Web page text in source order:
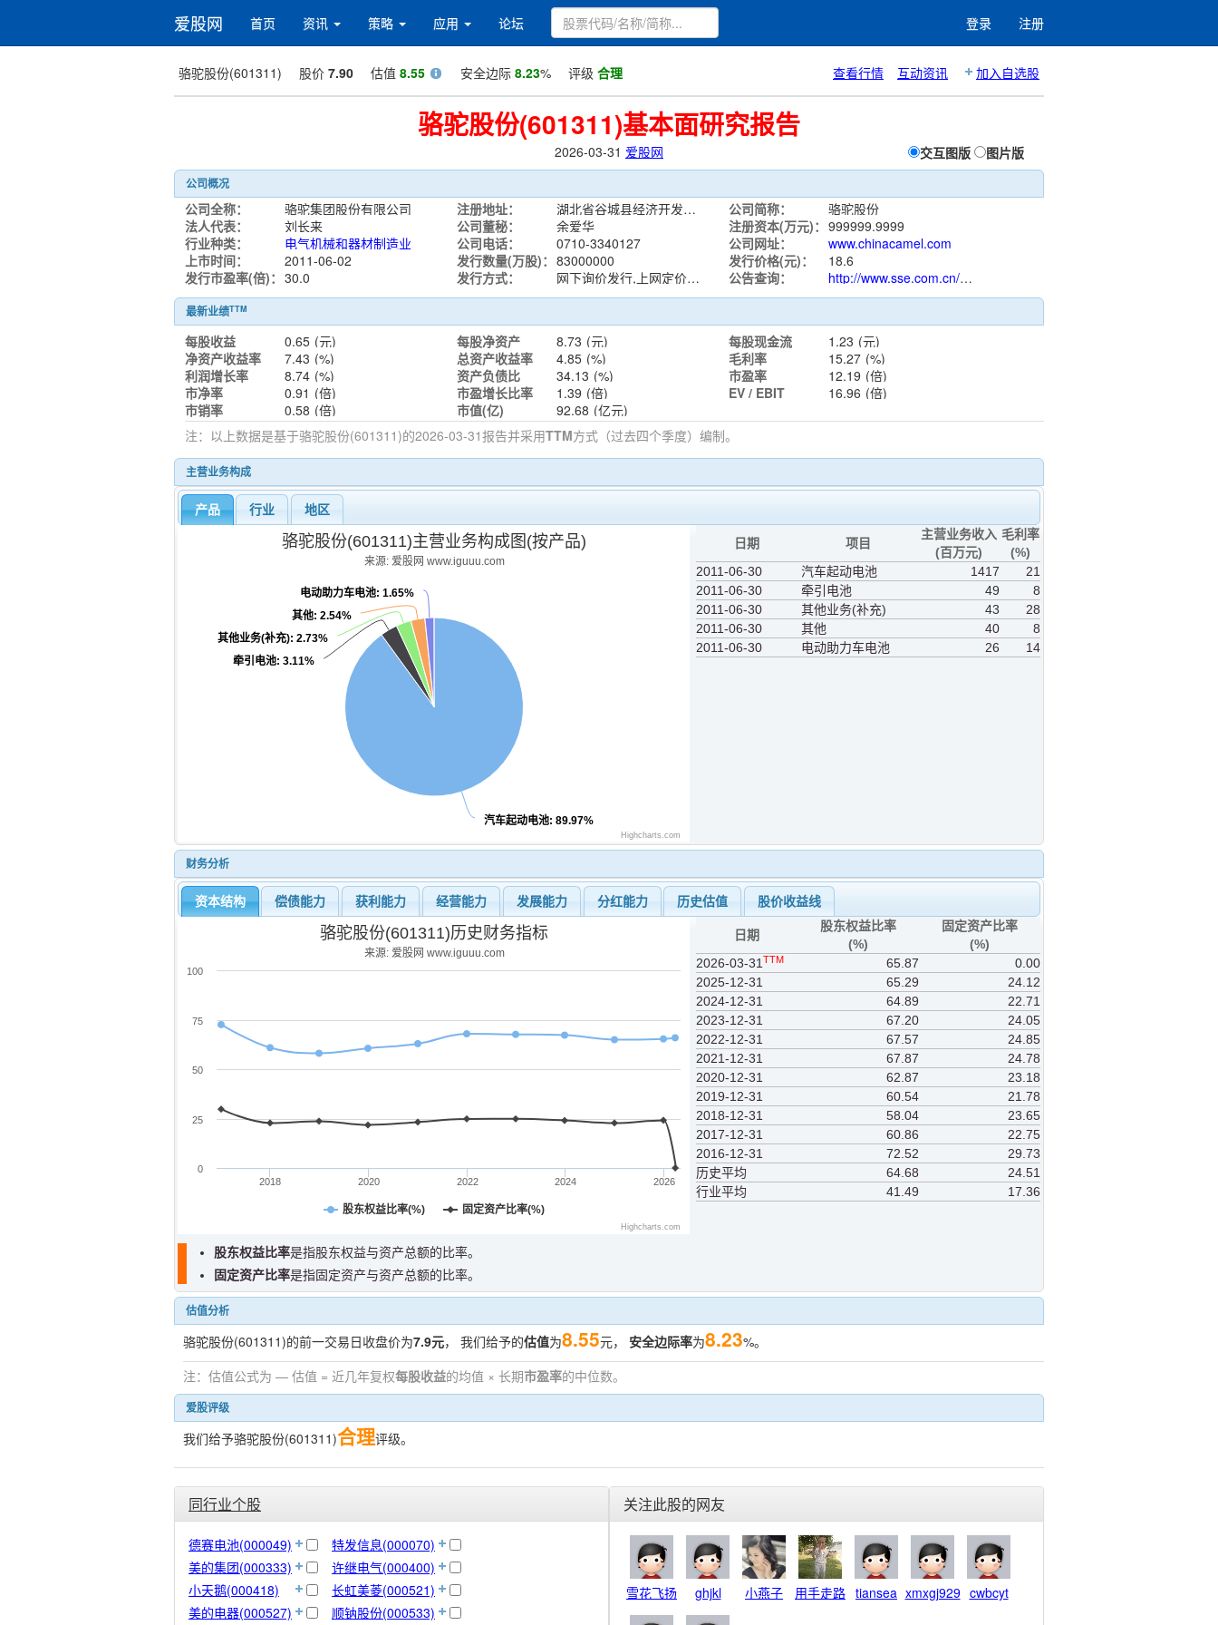
爱股网 首页 资讯 策略 应用 论坛 登录 注册
骆驼股份(601311) 股价 7.90 估值 8.55 安全边际 8.23% 评级 合理 查看行情 互动资讯 加入自选股
骆驼股份(601311)基本面研究报告
2026-03-31 爱股网 交互图版 图片版
公司概况
公司全称： 骆驼集团股份有限公司 注册地址： 湖北省谷城县经济开发区谷水路16号 公司简称：
骆驼股份
法人代表：
刘长来 公司董秘： 余爱华 注册资本(万元)： 999999.9999
行业种类：
电气机械和器材制造业 公司电话： 0710-3340127 公司网址：
www.chinacamel.com
上市时间：
2011-06-02 发行数量(万股)： 83000000 发行价格(元)：
18.6
发行市盈率(倍)： 30.0 发行方式： 网下询价发行,上网定价发行 公告查询： http://www.sse.com.cn/assortment/stock/list/info/announcement/index.shtml?productId=601311
最新业绩TTM
每股收益 0.65 (元) 每股净资产 8.73 (元) 每股现金流 1.23 (元)
净资产收益率
7.43 (%) 总资产收益率 4.85 (%) 毛利率 15.27 (%)
利润增长率
8.74 (%) 资产负债比 34.13 (%) 市盈率 12.19 (倍)
市净率
0.91 (倍) 市盈增长比率 1.39 (倍) EV / EBIT 16.96 (倍)
市销率
0.58 (倍) 市值(亿) 92.68 (亿元)
注：以上数据是基于骆驼股份(601311)的2026-03-31报告并采用TTM方式（过去四个季度）编制。
主营业务构成
产品 行业 地区
骆驼股份(601311)主营业务构成图(按产品)
来源: 爱股网 www.iguuu.com
汽车起动电池: 89.97%
牵引电池: 3.11%
其他业务(补充): 2.73%
其他: 2.54%
电动助力车电池: 1.65%
Highcharts.com
日期 项目
主营业务收入
(百万元)
毛利率
(%)
2011-06-30
汽车起动电池 1417
21
2011-06-30
牵引电池 49
8
2011-06-30
其他业务(补充) 43
28
2011-06-30
其他 40
8
2011-06-30
电动助力车电池 26 14
财务分析
资本结构 偿债能力 获利能力 经营能力 发展能力 分红能力 历史估值 股价收益线
骆驼股份(601311)历史财务指标
来源: 爱股网 www.iguuu.com
股东权益比率(%) 固定资产比率(%)
2018 2020 2022 2024 2026
0
25
50
75
100
Highcharts.com
日期
股东权益比率
(%)
固定资产比率
(%)
2026-03-31 TTM 65.87
0.00
2025-12-31
65.29
24.12
2024-12-31
64.89
22.71
2023-12-31
67.20
24.05
2022-12-31
67.57
24.85
2021-12-31
67.87
24.78
2020-12-31
62.87
23.18
2019-12-31
60.54
21.78
2018-12-31
58.04
23.65
2017-12-31
60.86
22.75
2016-12-31
72.52
29.73
历史平均
64.68
24.51
行业平均
41.49 17.36
股东权益比率是指股东权益与资产总额的比率。
固定资产比率是指固定资产与资产总额的比率。
估值分析
骆驼股份(601311)的前一交易日收盘价为7.9元， 我们给予的估值为8.55元， 安全边际率为8.23%。
注：估值公式为 — 估值 = 近几年复权每股收益的均值 × 长期市盈率的中位数。
爱股评级
我们给予骆驼股份(601311)合理评级。
同行业个股
德赛电池(000049)
特发信息(000070)
美的集团(000333)
许继电气(000400)
小天鹅(000418)
长虹美菱(000521)
美的电器(000527)
顺钠股份(000533)
关注此股的网友
雪花飞扬 ghjkl 小燕子 用手走路 tiansea xmxgj929 cwbcyt